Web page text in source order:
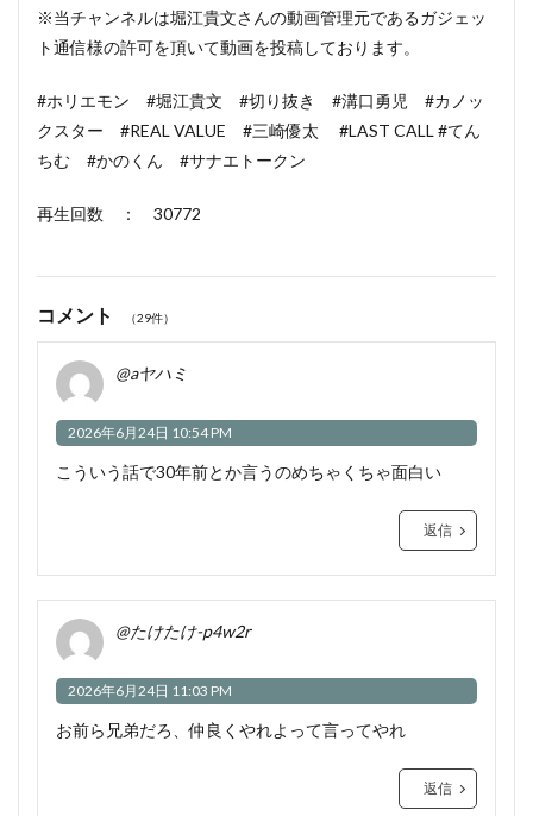
※当チャンネルは堀江貴文さんの動画管理元であるガジェッ
ト通信様の許可を頂いて動画を投稿しております。
#ホリエモン #堀江貴文 #切り抜き #溝口勇児 #カノッ
クスター #REAL VALUE #三崎優太 #LAST CALL #てん
ちむ #かのくん #サナエトークン
再生回数 ： 30772
コメント （29件）
@aヤハミ
2026年6月24日 10:54 PM
こういう話で30年前とか言うのめちゃくちゃ面白い
返信
@たけたけ-p4w2r
2026年6月24日 11:03 PM
お前ら兄弟だろ、仲良くやれよって言ってやれ
返信